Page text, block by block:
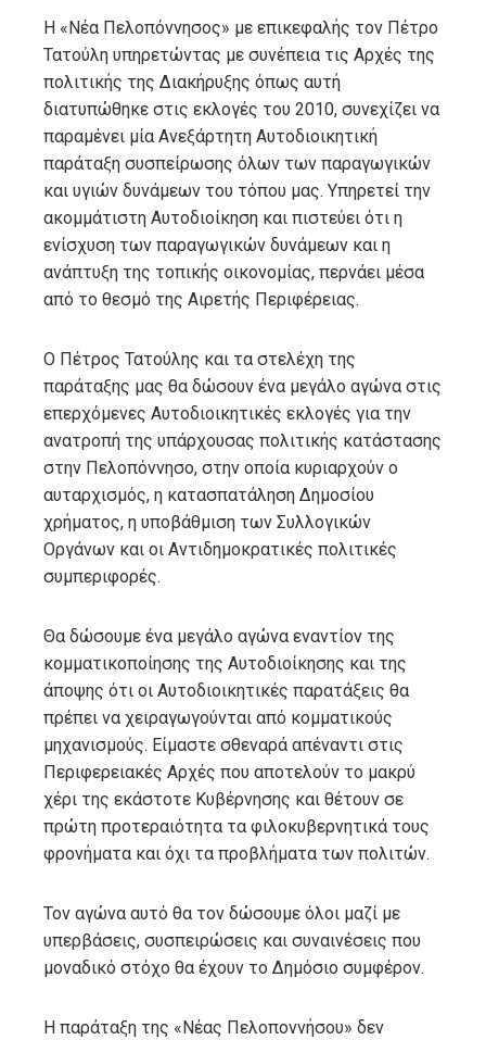
Η «Νέα Πελοπόννησος» με επικεφαλής τον Πέτρο
Τατούλη υπηρετώντας με συνέπεια τις Αρχές της
πολιτικής της Διακήρυξης όπως αυτή
διατυπώθηκε στις εκλογές του 2010, συνεχίζει να
παραμένει μία Ανεξάρτητη Αυτοδιοικητική
παράταξη συσπείρωσης όλων των παραγωγικών
και υγιών δυνάμεων του τόπου μας. Υπηρετεί την
ακομμάτιστη Αυτοδιοίκηση και πιστεύει ότι η
ενίσχυση των παραγωγικών δυνάμεων και η
ανάπτυξη της τοπικής οικονομίας, περνάει μέσα
από το θεσμό της Αιρετής Περιφέρειας.
Ο Πέτρος Τατούλης και τα στελέχη της
παράταξης μας θα δώσουν ένα μεγάλο αγώνα στις
επερχόμενες Αυτοδιοικητικές εκλογές για την
ανατροπή της υπάρχουσας πολιτικής κατάστασης
στην Πελοπόννησο, στην οποία κυριαρχούν ο
αυταρχισμός, η κατασπατάληση Δημοσίου
χρήματος, η υποβάθμιση των Συλλογικών
Οργάνων και οι Αντιδημοκρατικές πολιτικές
συμπεριφορές.
Θα δώσουμε ένα μεγάλο αγώνα εναντίον της
κομματικοποίησης της Αυτοδιοίκησης και της
άποψης ότι οι Αυτοδιοικητικές παρατάξεις θα
πρέπει να χειραγωγούνται από κομματικούς
μηχανισμούς. Είμαστε σθεναρά απέναντι στις
Περιφερειακές Αρχές που αποτελούν το μακρύ
χέρι της εκάστοτε Κυβέρνησης και θέτουν σε
πρώτη προτεραιότητα τα φιλοκυβερνητικά τους
φρονήματα και όχι τα προβλήματα των πολιτών.
Τον αγώνα αυτό θα τον δώσουμε όλοι μαζί με
υπερβάσεις, συσπειρώσεις και συναινέσεις που
μοναδικό στόχο θα έχουν το Δημόσιο συμφέρον.
Η παράταξη της «Νέας Πελοποννήσου» δεν